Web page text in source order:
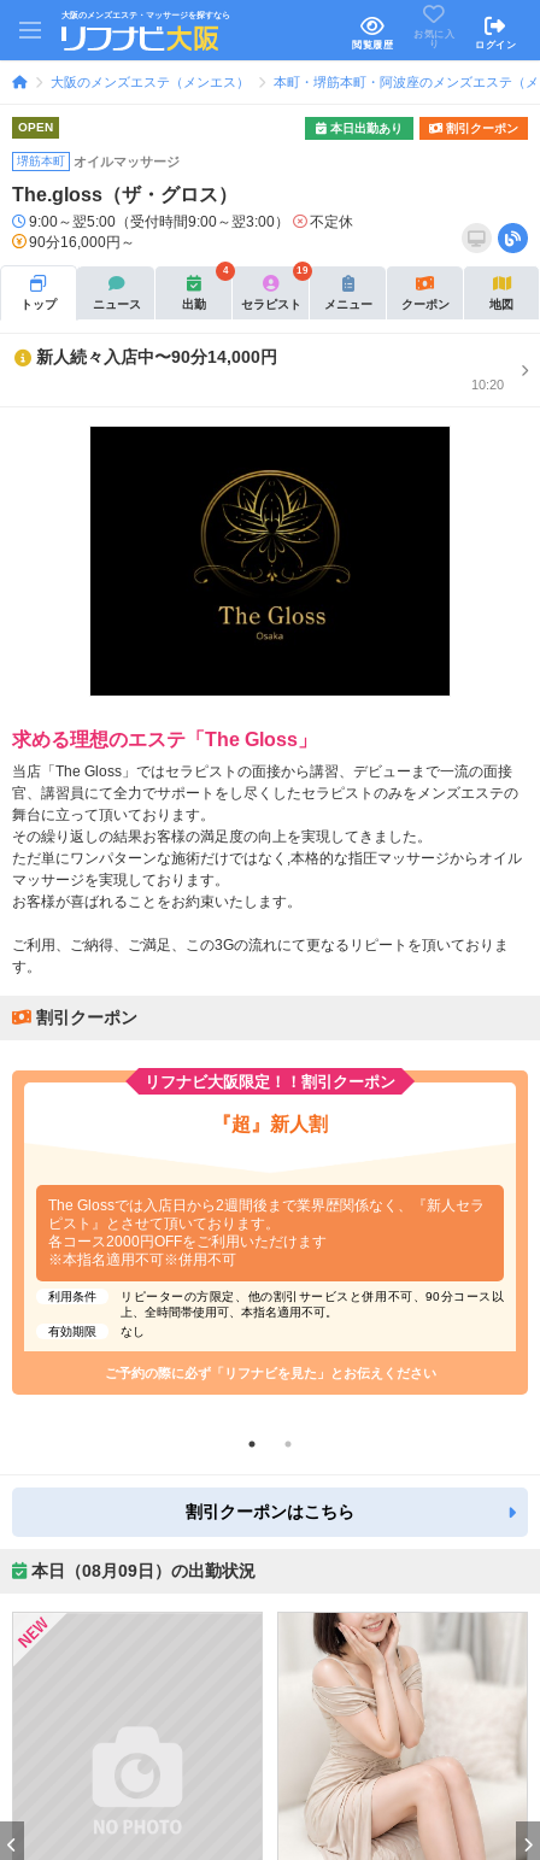
大阪のメンズエステ・マッサージを探すなら
閲覧履歴
お気に入
り
ログイン
大阪のメンズエステ（メンエス） 本町・堺筋本町・阿波座のメンズエステ（
OPEN 本日出勤あり 割引クーポン
堺筋本町 オイルマッサージ
The.gloss（ザ・グロス）
9:00～翌5:00（受付時間9:00～翌3:00）
不定休
90分16,000円～
トップ ニュース 出勤
4
セラピスト
19
メニュー クーポン 地図
新人続々入店中〜90分14,000円
10:20
求める理想のエステ「The Gloss」
当店「The Gloss」ではセラピストの面接から講習、デビューまで一流の面接
官、講習員にて全力でサポートをし尽くしたセラピストのみをメンズエステの
舞台に立って頂いております。
その繰り返しの結果お客様の満足度の向上を実現してきました。
ただ単にワンパターンな施術だけではなく,本格的な指圧マッサージからオイル
マッサージを実現しております。
お客様が喜ばれることをお約束いたします。
ご利用、ご納得、ご満足、この3Gの流れにて更なるリピートを頂いておりま
す。
割引クーポン
リフナビ大阪限定！！割引クーポン
『超』新人割
The Glossでは入店日から2週間後まで業界歴関係なく、『新人セラ
ピスト』とさせて頂いております。
各コース2000円OFFをご利用いただけます
※本指名適用不可※併用不可
利用条件
リピーターの方限定、他の割引サービスと併用不可、90分コース以
上、全時間帯使用可、本指名適用不可。
有効期限
なし
ご予約の際に必ず「リフナビを見た」とお伝えください
割引クーポンはこちら
本日（08月09日）の出勤状況